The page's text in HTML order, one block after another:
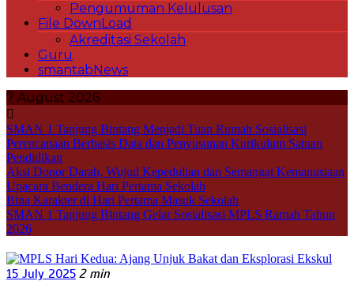
Pengumuman Kelulusan
File DownLoad
Akreditasi Sekolah
Guru
smantabNews
7 August 2026
SMAN 1 Tanjung Bintang Menjadi Tuan Rumah Sosialisasi
Perencanaan Berbasis Data dan Penyusunan Kurikulum Satuan
Pendidikan
Aksi Donor Darah, Wujud Kepedulian dan Semangat Kemanusiaan
Upacara Bendera Hari Pertama Sekolah
Bina Karakter di Hari Pertama Masuk Sekolah
SMAN 1 Tanjung Bintang Gelar Sosialisasi MPLS Ramah Tahun
2026
15 July 2025 2 min